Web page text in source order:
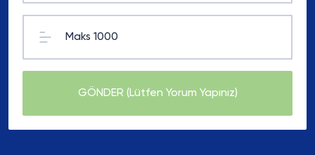
GÖNDER (Lütfen Yorum Yapınız)